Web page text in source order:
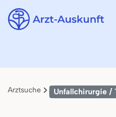
Arztsuche Unfallchirurgie /